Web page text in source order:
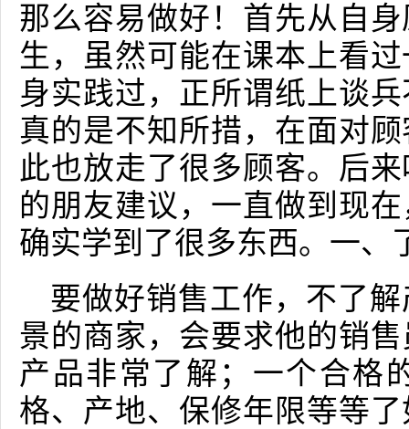
那么容易做好！首先从自
生，虽然可能在课本上看
身实践过，正所谓纸上谈
真的是不知所措，在面对
此也放走了很多顾客。后
的朋友建议，一直做到现
确实学到了很多东西。一、
要做好销售工作，不了
景的商家，会要求他的销
产品非常了解；一个合格
格、产地、保修年限等等